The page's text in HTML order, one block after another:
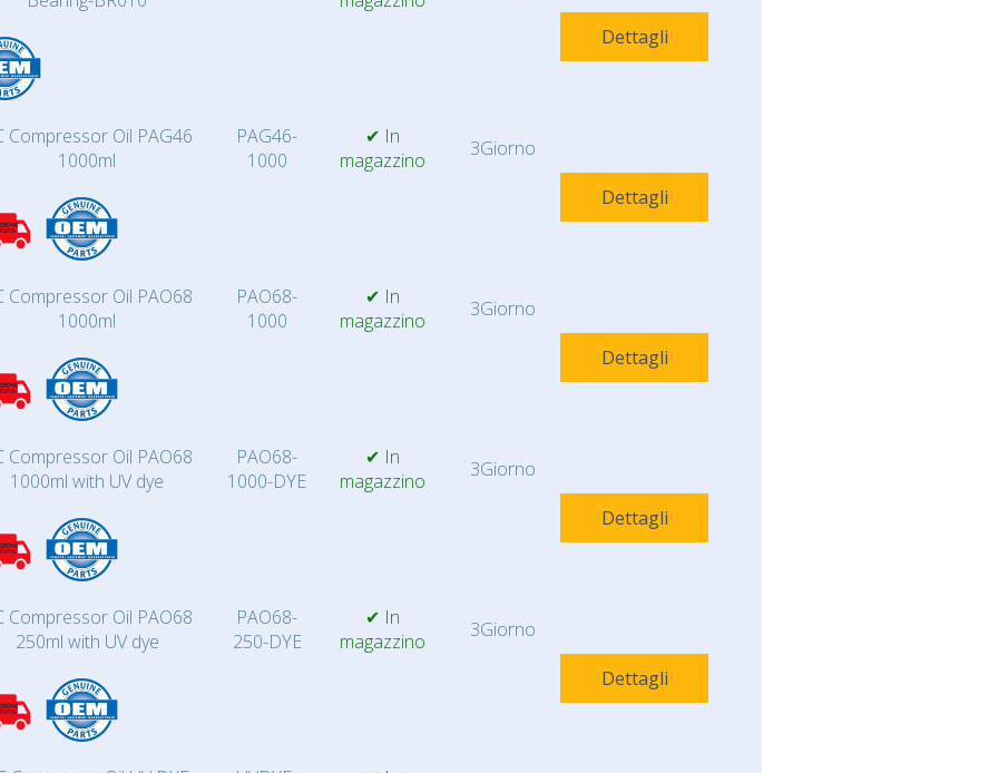
Dettagli
Compressor Oil PAG46
1000ml
PAG46-
1000
✔ In
magazzino
3Giorno
Dettagli
Compressor Oil PAO68
1000ml
PAO68-
1000
✔ In
magazzino
3Giorno
Dettagli
Compressor Oil PAO68
1000ml with UV dye
PAO68-
1000-DYE
✔ In
magazzino
3Giorno
Dettagli
Compressor Oil PAO68
250ml with UV dye
PAO68-
250-DYE
✔ In
magazzino
3Giorno
Dettagli